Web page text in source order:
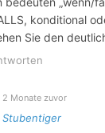
konditional
Sie den
2 Monate zuvor
Stubentiger